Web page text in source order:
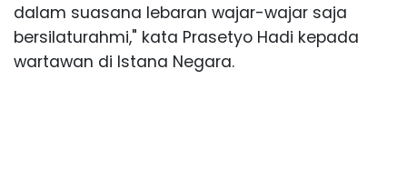
dalam suasana lebaran wajar-wajar saja
bersilaturahmi," kata Prasetyo Hadi kepada
wartawan di Istana Negara.